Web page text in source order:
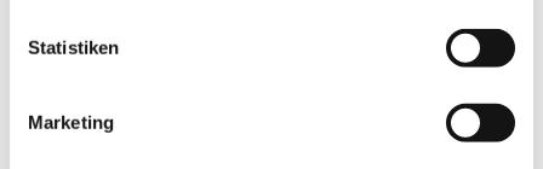
Statistiken
Marketing
Brauneck